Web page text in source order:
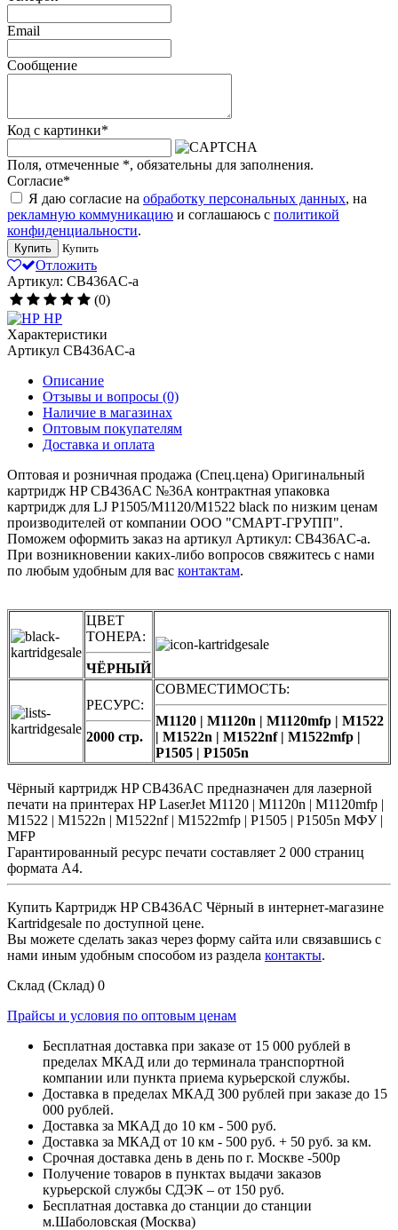
Email
Сообщение
Код с картинки*
Поля, отмеченные *, обязательны для заполнения.
Согласие*
Я даю согласие на обработку персональных данных, на
рекламную коммуникацию и соглашаюсь с политикой
конфиденциальности.
Купить Купить
Отложить
Артикул: CB436AC-a
(0)
HP
Характеристики
Артикул CB436AC-a
Описание
Отзывы и вопросы (0)
Наличие в магазинах
Оптовым покупателям
Доставка и оплата
Оптовая и розничная продажа (Спец.цена) Оригинальный
картридж HP CB436AC №36A контрактная упаковка
картридж для LJ P1505/M1120/M1522 black по низким ценам
производителей от компании ООО "СМАРТ-ГРУПП".
Поможем оформить заказ на артикул Артикул: CB436AC-a.
При возникновении каких-либо вопросов свяжитесь с нами
по любым удобным для вас контактам.
ЦВЕТ
ТОНЕРА:
ЧЁРНЫЙ
РЕСУРС:
2000 стр.
СОВМЕСТИМОСТЬ:
M1120 | M1120n | M1120mfp | M1522
| M1522n | M1522nf | M1522mfp |
P1505 | P1505n
Чёрный картридж HP CB436AC предназначен для лазерной
печати на принтерах HP LaserJet M1120 | M1120n | M1120mfp |
M1522 | M1522n | M1522nf | M1522mfp | P1505 | P1505n МФУ |
MFP
Гарантированный ресурс печати составляет 2 000 страниц
формата А4.
Купить Картридж HP CB436AC Чёрный в интернет-магазине
Kartridgesale по доступной цене.
Вы можете сделать заказ через форму сайта или связавшись с
нами иным удобным способом из раздела контакты.
Склад (Склад) 0
Прайсы и условия по оптовым ценам
Бесплатная доставка при заказе от 15 000 рублей в
пределах МКАД или до терминала транспортной
компании или пункта приема курьерской службы.
Доставка в пределах МКАД 300 рублей при заказе до 15
000 рублей.
Доставка за МКАД до 10 км - 500 руб.
Доставка за МКАД от 10 км - 500 руб. + 50 руб. за км.
Срочная доставка день в день по г. Москве -500р
Получение товаров в пунктах выдачи заказов
курьерской службы СДЭК – от 150 руб.
Бесплатная доставка до станции до станции
м.Шаболовская (Москва)